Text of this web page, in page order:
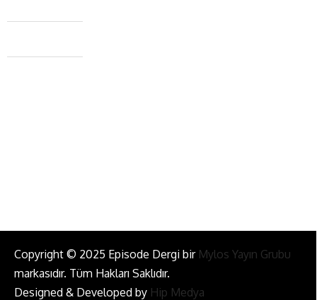
Caferağa Mah. Dr. Şakir Paşa Sok. No3/A Kadıköy İstanbul
+90 543 345 46 00
Copyright © 2025 Episode Dergi bir Mylos Yayın Grubu
markasıdır. Tüm Hakları Saklıdır.
Designed & Developed by Hip Medya